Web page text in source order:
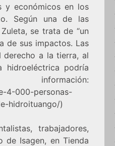
y económicos en los
Según una de las
se trata de “un
de sus impactos. Las
derecho a la tierra, al
hidroeléctrica podría
4-000-personas-
hidroituango/)
trabajadores,
de Isagen, en Tienda